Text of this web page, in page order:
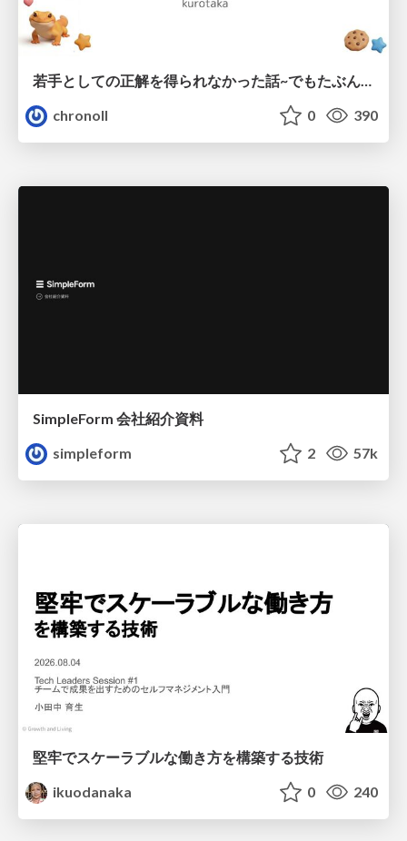
若手としての正解を得られなかった話~でもたぶん生きのこれる~
chronoll
0 390
SimpleForm 会社紹介資料
simpleform
2 57k
堅牢でスケーラブルな働き方を構築する技術
ikuodanaka
0 240